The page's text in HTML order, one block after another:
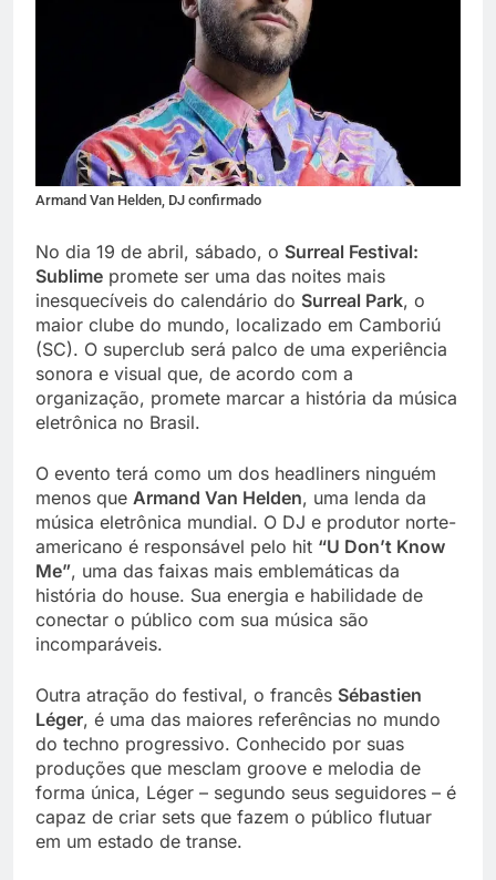
Armand Van Helden, DJ confirmado
No dia 19 de abril, sábado, o Surreal Festival:
Sublime promete ser uma das noites mais
inesquecíveis do calendário do Surreal Park, o
maior clube do mundo, localizado em Camboriú
(SC). O superclub será palco de uma experiência
sonora e visual que, de acordo com a
organização, promete marcar a história da música
eletrônica no Brasil.
O evento terá como um dos headliners ninguém
menos que Armand Van Helden, uma lenda da
música eletrônica mundial. O DJ e produtor norte-
americano é responsável pelo hit “U Don’t Know
Me”, uma das faixas mais emblemáticas da
história do house. Sua energia e habilidade de
conectar o público com sua música são
incomparáveis.
Outra atração do festival, o francês Sébastien
Léger, é uma das maiores referências no mundo
do techno progressivo. Conhecido por suas
produções que mesclam groove e melodia de
forma única, Léger – segundo seus seguidores – é
capaz de criar sets que fazem o público flutuar
em um estado de transe.